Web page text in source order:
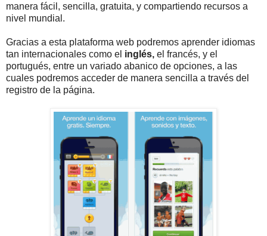
manera fácil, sencilla, gratuita, y compartiendo recursos a
nivel mundial.
Gracias a esta plataforma web podremos aprender idiomas
tan internacionales como el inglés, el francés, y el
portugués, entre un variado abanico de opciones, a las
cuales podremos acceder de manera sencilla a través del
registro de la página.